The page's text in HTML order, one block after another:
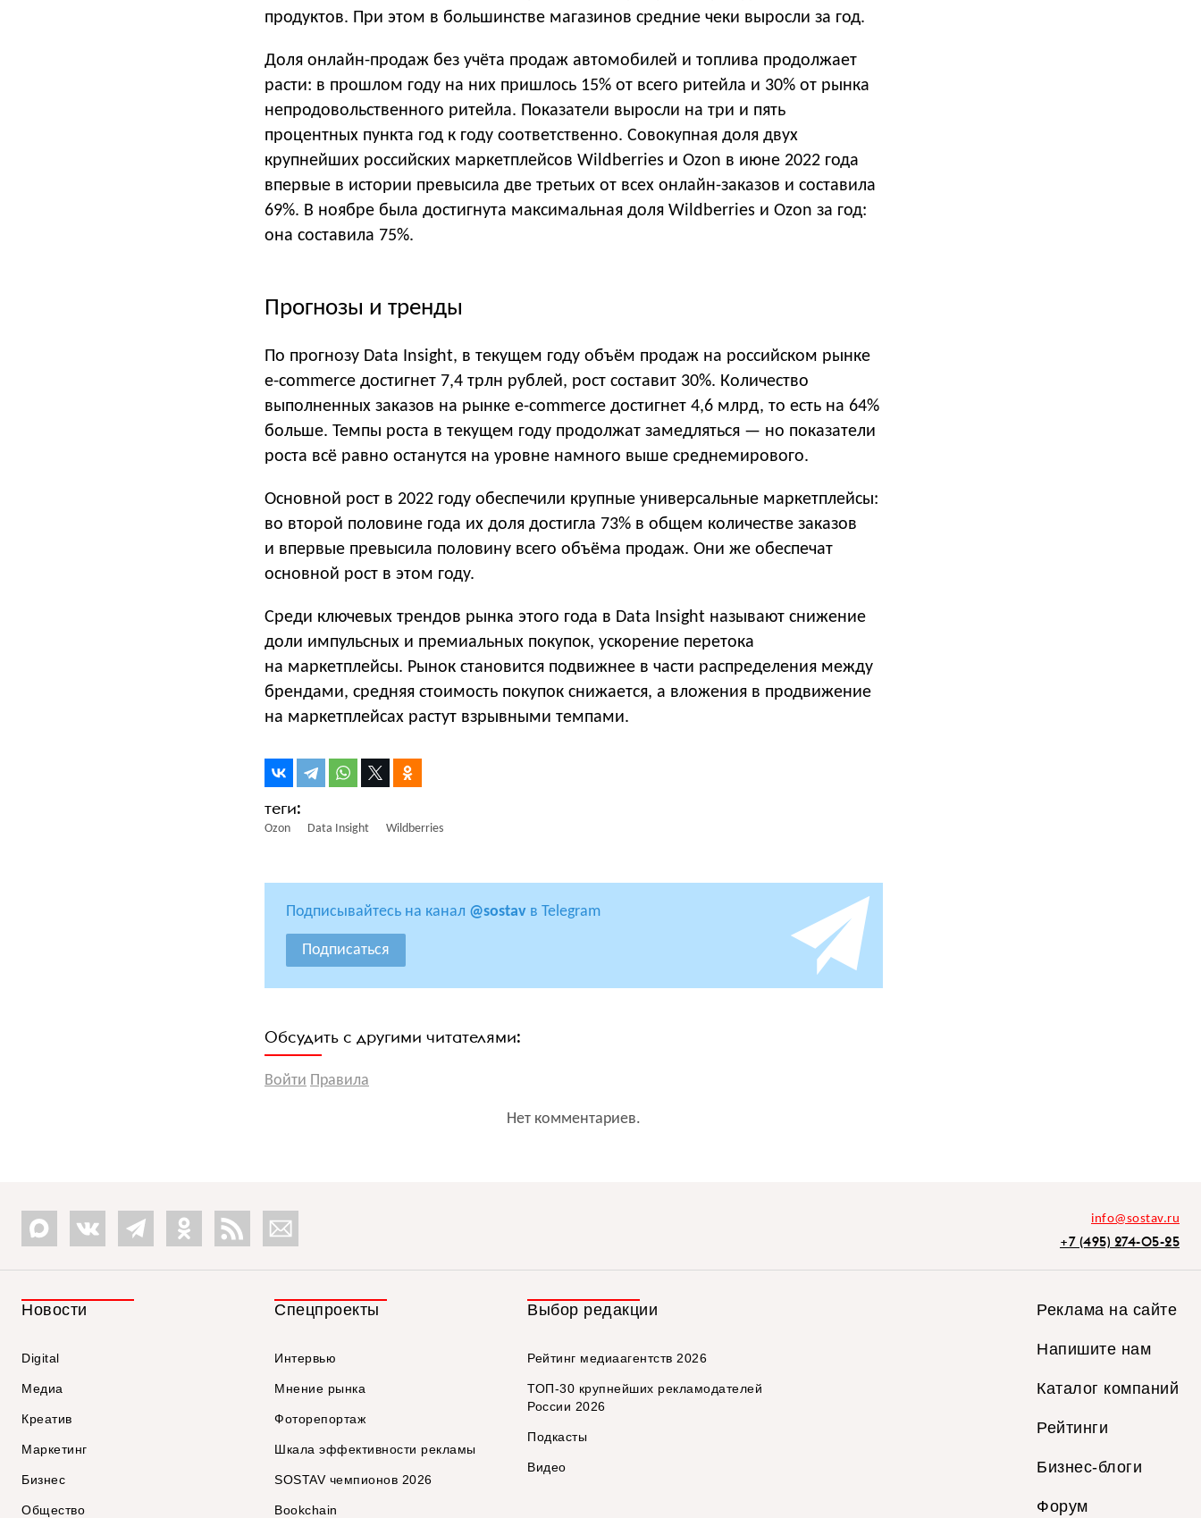
продуктов. При этом в большинстве магазинов средние чеки выросли за год.
Доля онлайн-продаж без учёта продаж автомобилей и топлива продолжает
расти: в прошлом году на них пришлось 15% от всего ритейла и 30% от рынка
непродовольственного ритейла. Показатели выросли на три и пять
процентных пункта год к году соответственно. Совокупная доля двух
крупнейших российских маркетплейсов Wildberries и Ozon в июне 2022 года
впервые в истории превысила две третьих от всех онлайн-заказов и составила
69%. В ноябре была достигнута максимальная доля Wildberries и Ozon за год:
она составила 75%.
Прогнозы и тренды
По прогнозу Data Insight, в текущем году объём продаж на российском рынке
e-commerce достигнет 7,4 трлн рублей, рост составит 30%. Количество
выполненных заказов на рынке e-commerce достигнет 4,6 млрд, то есть на 64%
больше. Темпы роста в текущем году продолжат замедляться — но показатели
роста всё равно останутся на уровне намного выше среднемирового.
Основной рост в 2022 году обеспечили крупные универсальные маркетплейсы:
во второй половине года их доля достигла 73% в общем количестве заказов
и впервые превысила половину всего объёма продаж. Они же обеспечат
основной рост в этом году.
Среди ключевых трендов рынка этого года в Data Insight называют снижение
доли импульсных и премиальных покупок, ускорение перетока
на маркетплейсы. Рынок становится подвижнее в части распределения между
брендами, средняя стоимость покупок снижается, а вложения в продвижение
на маркетплейсах растут взрывными темпами.
Ozon Data Insight Wildberries
Подписывайтесь на канал @sostav в Telegram
Подписаться
Обсудить с другими читателями:
Войти Правила
Нет комментариев.
info@sostav.ru
+7 (495) 274-05-25
Новости
Digital
Медиа
Креатив
Маркетинг
Бизнес
Общество
Спецпроекты
Интервью
Мнение рынка
Фоторепортаж
Шкала эффективности рекламы
SOSTAV чемпионов 2026
Bookchain
Выбор редакции
Рейтинг медиаагентств 2026
ТОП-30 крупнейших рекламодателей
России 2026
Подкасты
Видео
Реклама на сайте
Напишите нам
Каталог компаний
Рейтинги
Бизнес-блоги
Форум